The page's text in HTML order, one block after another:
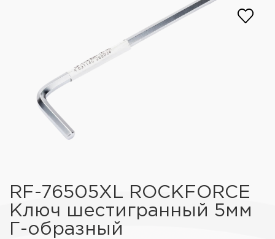
RF-76505XL ROCKFORCE
Ключ шестигранный 5мм
Г-образный